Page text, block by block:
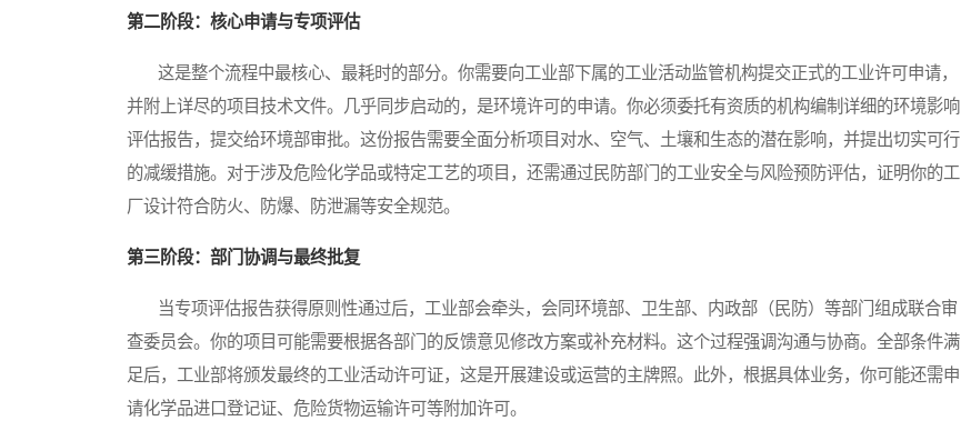
第二阶段：核心申请与专项评估
这是整个流程中最核心、最耗时的部分。你需要向工业部下属的工业活动监管机构提交正式的工业许可申请，
并附上详尽的项目技术文件。几乎同步启动的，是环境许可的申请。你必须委托有资质的机构编制详细的环境影响
评估报告，提交给环境部审批。这份报告需要全面分析项目对水、空气、土壤和生态的潜在影响，并提出切实可行
的减缓措施。对于涉及危险化学品或特定工艺的项目，还需通过民防部门的工业安全与风险预防评估，证明你的工
厂设计符合防火、防爆、防泄漏等安全规范。
第三阶段：部门协调与最终批复
当专项评估报告获得原则性通过后，工业部会牵头，会同环境部、卫生部、内政部（民防）等部门组成联合审
查委员会。你的项目可能需要根据各部门的反馈意见修改方案或补充材料。这个过程强调沟通与协商。全部条件满
足后，工业部将颁发最终的工业活动许可证，这是开展建设或运营的主牌照。此外，根据具体业务，你可能还需申
请化学品进口登记证、危险货物运输许可等附加许可。